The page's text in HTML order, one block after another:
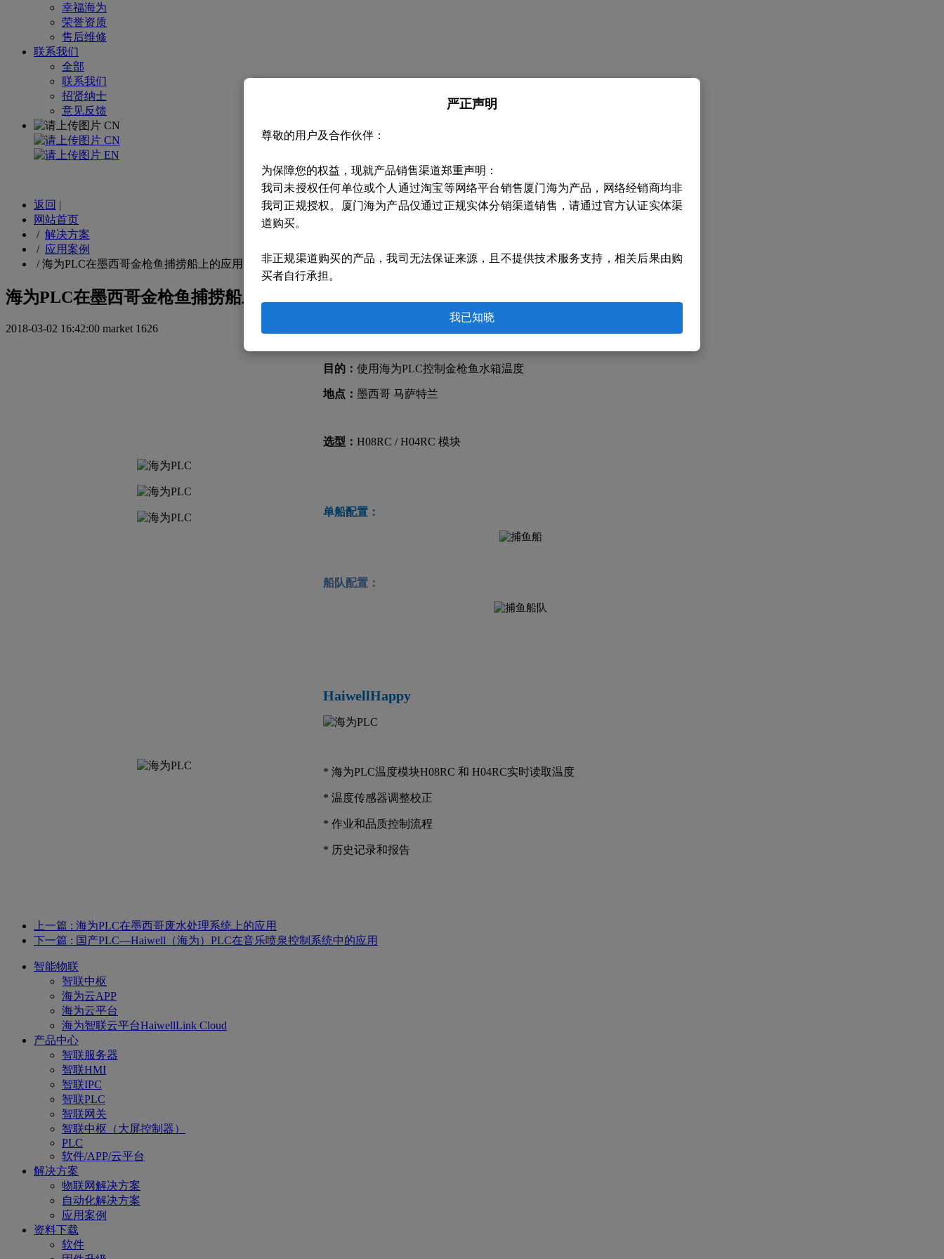
幸福海为
荣誉资质
售后维修
联系我们
全部
联系我们
招贤纳士
意见反馈
CN
CN
EN
返回 |
网站首页
/ 解决方案
/ 应用案例
/海为PLC在墨西哥金枪鱼捕捞船上的应用
海为PLC在墨西哥金枪鱼捕捞船上的应用
2018-03-02 16:42:00 market 1626
目的： 使用海为PLC控制金枪鱼水箱温度
地点： 墨西哥 马萨特兰
选型： H08RC / H04RC 模块
单船配置：
船队配置：
HaiwellHappy
* 海为PLC温度模块H08RC 和 H04RC实时读取温度
* 温度传感器调整校正
* 作业和品质控制流程
* 历史记录和报告
上一篇 : 海为PLC在墨西哥废水处理系统上的应用
下一篇 : 国产PLC—Haiwell（海为）PLC在音乐喷泉控制系统中的应用
智能物联
智联中枢
海为云APP
海为云平台
海为智联云平台HaiwellLink Cloud
产品中心
智联服务器
智联HMI
智联IPC
智联PLC
智联网关
智联中枢（大屏控制器）
PLC
软件/APP/云平台
解决方案
物联网解决方案
自动化解决方案
应用案例
资料下载
软件
严正声明
尊敬的用户及合作伙伴：
为保障您的权益，现就产品销售渠道郑重声明：
我司未授权任何单位或个人通过淘宝等网络平台销售厦门海为产品，网络经销商均非
我司正规授权。厦门海为产品仅通过正规实体分销渠道销售，请通过官方认证实体渠
道购买。
非正规渠道购买的产品，我司无法保证来源，且不提供技术服务支持，相关后果由购
买者自行承担。
我已知晓